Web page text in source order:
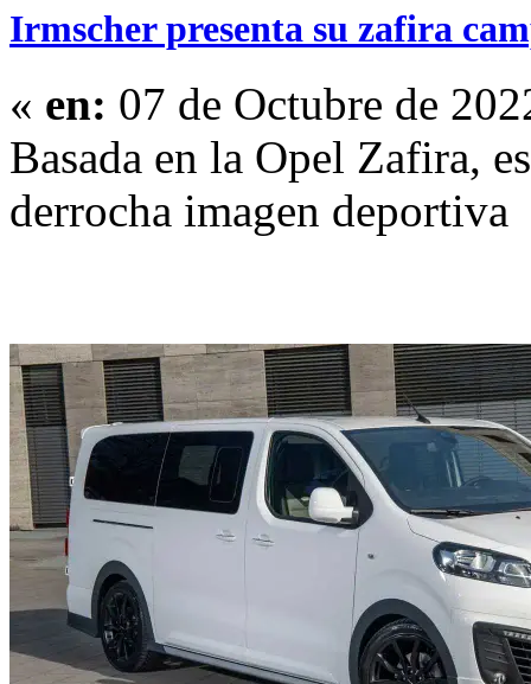
Irmscher presenta su zafira
« en: 07 de Octubre de
Basada en la Opel Zafira,
derrocha imagen deportiva